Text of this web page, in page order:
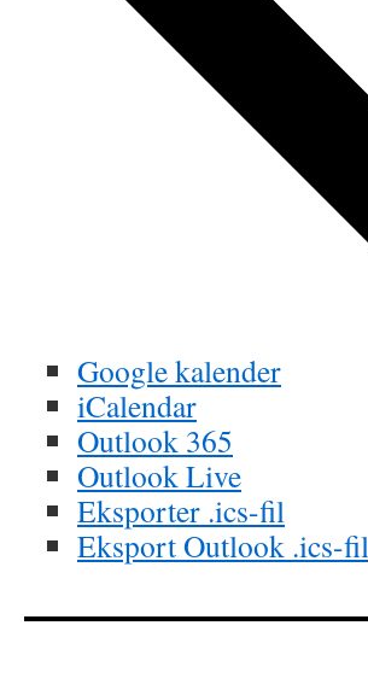
Google kalender
iCalendar
Outlook 365
Outlook Live
Eksporter .ics-fil
Eksport Outlook .ics-fil